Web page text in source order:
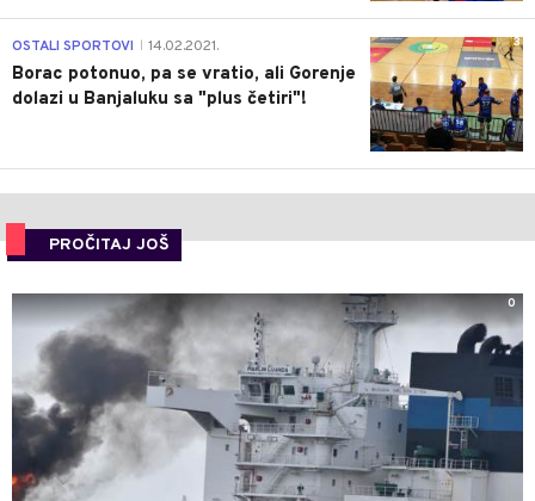
3
OSTALI SPORTOVI 14.02.2021.
Borac potonuo, pa se vratio, ali Gorenje
dolazi u Banjaluku sa "plus četiri"!
PROČITAJ JOŠ
0